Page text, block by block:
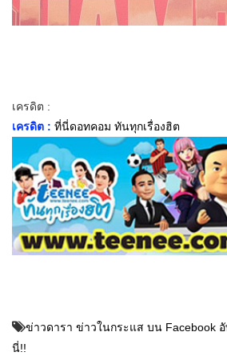
เครดิต :
เครดิต : ที่นี่ดอทคอม ทันทุกเรื่องฮิต
ข่าวดารา ข่าวในกระแส บน Facebook
นี่!!